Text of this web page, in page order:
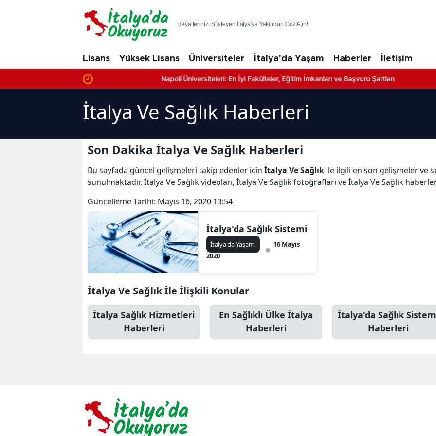
Hayallerinizi Süsleyen İtalya'ya Yakından Göz Atın!
Lisans Yüksek Lisans Üniversiteler İtalya'da Yaşam Haberler İletişim
Napoli Üniversiteleri: En İyi Fakülteler, Eğitim İmkanları ve Başvuru Şartları
İtalya Ve Sağlık Haberleri
Son Dakika İtalya Ve Sağlık Haberleri
Bu sayfada güncel gelişmeleri takip edenler için İtalya Ve Sağlık ile ilgili en son gelişmeler ve
sunulmaktadır. İtalya Ve Sağlık videoları, İtalya Ve Sağlık fotoğrafları ve İtalya Ve Sağlık
Güncelleme Tarihi: Mayıs 16, 2020 13:54
İtalya'da Sağlık Sistemi
İtalya'da Yaşam
16 Mayıs
2020
İtalya Ve Sağlık İle İlişkili Konular
İtalya Sağlık Hizmetleri
Haberleri
En Sağlıklı Ülke İtalya
Haberleri
İtalya'da Sağlık
Haberleri